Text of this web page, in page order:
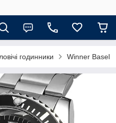
годинники Winner Basel